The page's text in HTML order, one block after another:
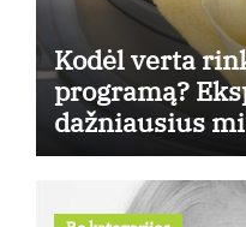
Kodėl verta
programą?
dažniausius